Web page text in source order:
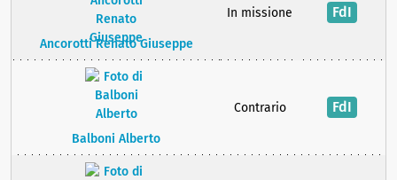
Ancorotti Renato Giuseppe
In missione FdI
Balboni Alberto
Contrario FdI